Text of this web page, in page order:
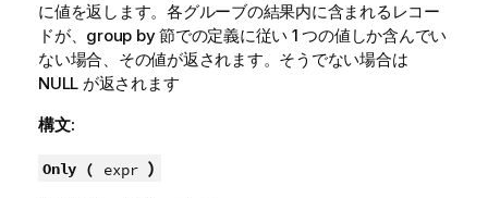
に値を返します。各グルーブの結果内に含まれるレコー
ドが、group by 節での定義に従い 1 つの値しか含んでい
ない場合、その値が返されます。そうでない場合は
NULL が返されます
構文:
Only ( expr )